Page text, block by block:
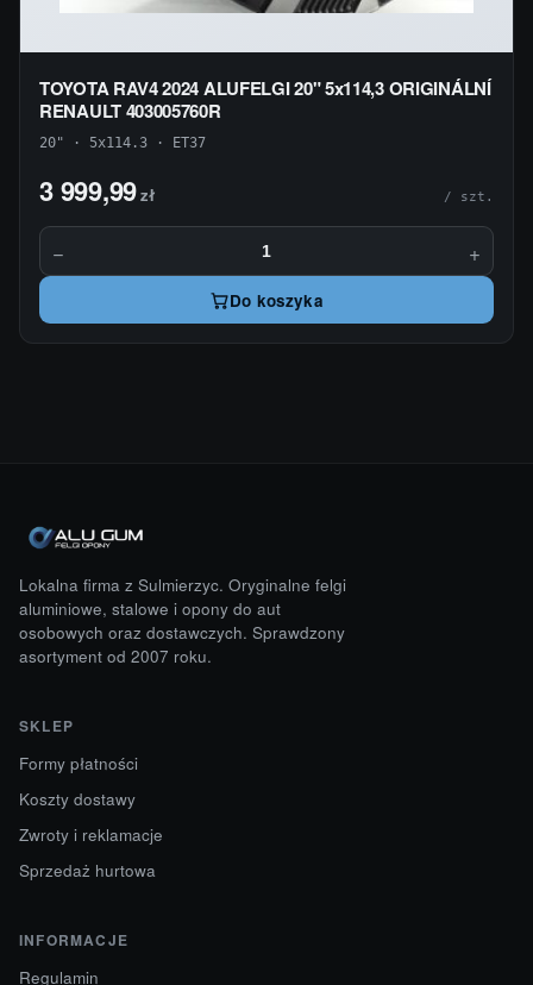
TOYOTA RAV4 2024 ALUFELGI 20" 5x114,3 ORIGINÁLNÍ
RENAULT 403005760R
20" · 5x114.3 · ET37
3 999,99zł / szt.
− +
Do koszyka
Lokalna firma z Sulmierzyc. Oryginalne felgi
aluminiowe, stalowe i opony do aut
osobowych oraz dostawczych. Sprawdzony
asortyment od 2007 roku.
SKLEP
Formy płatności
Koszty dostawy
Zwroty i reklamacje
Sprzedaż hurtowa
INFORMACJE
Regulamin